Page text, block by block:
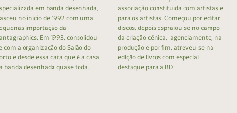
em banda desenhada,
no início de 1992 com uma
importação da
Em 1993, consolidou-
com a organização do Salão do
e desde essa data que é a casa
banda desenhada quase toda.
associação constituída com artistas e
para os artistas. Começou por editar
discos, depois espraiou-se no campo
da criação cénica, agenciamento, na
produção e por fim, atreveu-se na
edição de livros com especial
destaque para a BD.